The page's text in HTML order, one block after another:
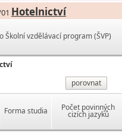
Hotelnictví
Školní vzdělávací program (ŠVP)
porovnat
Forma studia Počet povinných
cizích jazyků